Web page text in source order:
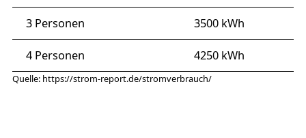
3 Personen 3500 kWh
4 Personen 4250 kWh
Quelle: https://strom-report.de/stromverbrauch/